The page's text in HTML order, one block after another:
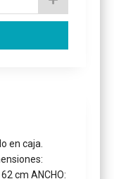
en caja.
cm ANCHO: